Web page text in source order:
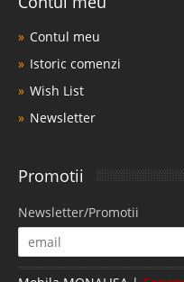
Contul meu
Istoric comenzi
Wish List
Newsletter
Promotii
Newsletter/Promotii